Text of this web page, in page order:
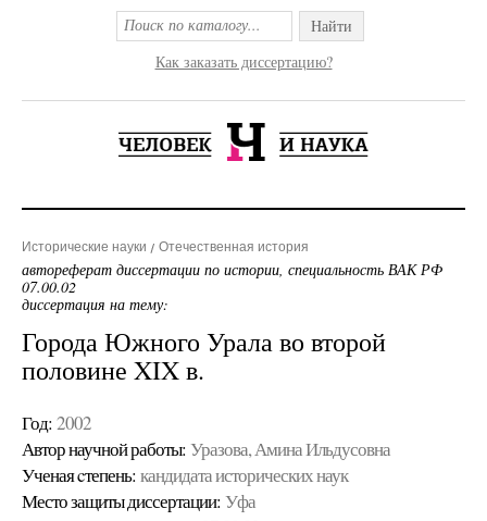
Найти
Как заказать диссертацию?
Исторические науки Отечественная история
автореферат диссертации по истории, специальность ВАК РФ
07.00.02
диссертация на тему:
Города Южного Урала во второй
половине XIX в.
Год: 2002
Автор научной работы: Уразова, Амина Ильдусовна
Ученая cтепень: кандидата исторических наук
Место защиты диссертации: Уфа